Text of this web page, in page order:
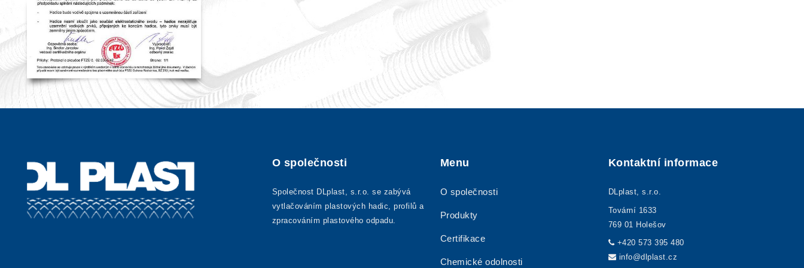
O společnosti
Společnost DLplast, s.r.o. se zabývá
vytlačováním plastových hadic, profilů a
zpracováním plastového odpadu.
Menu
O společnosti
Produkty
Certifikace
Chemické odolnosti
Kontaktní informace
DLplast, s.r.o.
Tovární 1633
769 01 Holešov
+420 573 395 480
info@dlplast.cz